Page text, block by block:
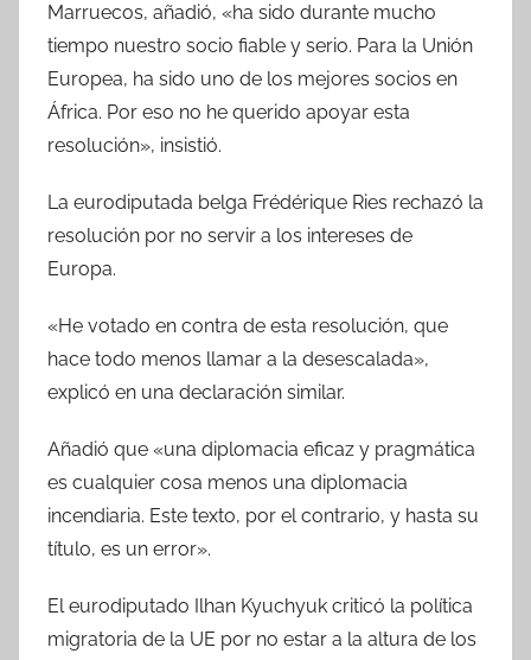
Marruecos, añadió, «ha sido durante mucho
tiempo nuestro socio fiable y serio. Para la Unión
Europea, ha sido uno de los mejores socios en
África. Por eso no he querido apoyar esta
resolución», insistió.
La eurodiputada belga Frédérique Ries rechazó la
resolución por no servir a los intereses de
Europa.
«He votado en contra de esta resolución, que
hace todo menos llamar a la desescalada»,
explicó en una declaración similar.
Añadió que «una diplomacia eficaz y pragmática
es cualquier cosa menos una diplomacia
incendiaria. Este texto, por el contrario, y hasta su
título, es un error».
El eurodiputado Ilhan Kyuchyuk criticó la política
migratoria de la UE por no estar a la altura de los